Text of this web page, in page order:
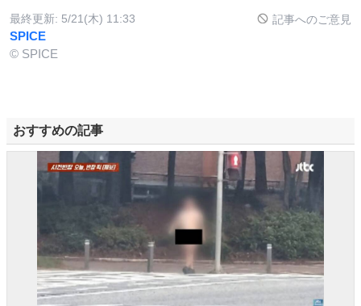
最終更新: 5/21(木) 11:33 記事へのご意見
SPICE
© SPICE
おすすめの記事